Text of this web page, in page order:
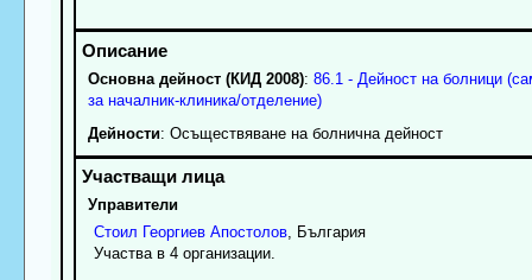
Основна дейност (КИД 2008): 86.1 - Дейност на болници
за началник-клиника/отделение)
Дейности: Осъществяване на болнична дейност
Управители
Стоил Георгиев Апостолов, България
Участва в 4 организации.